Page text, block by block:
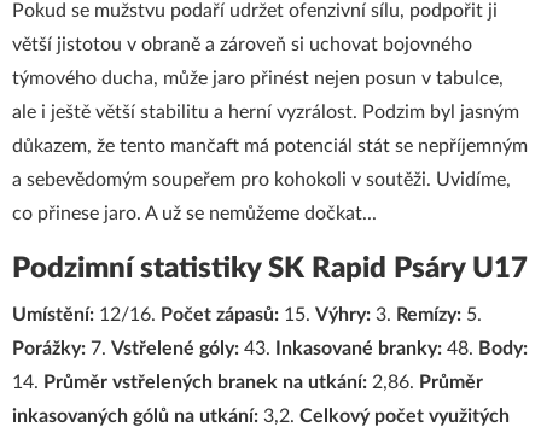
Pokud se mužstvu podaří udržet ofenzivní sílu, podpořit ji
větší jistotou v obraně a zároveň si uchovat bojovného
týmového ducha, může jaro přinést nejen posun v tabulce,
ale i ještě větší stabilitu a herní vyzrálost. Podzim byl jasným
důkazem, že tento mančaft má potenciál stát se nepříjemným
a sebevědomým soupeřem pro kohokoli v soutěži. Uvidíme,
co přinese jaro. A už se nemůžeme dočkat...
Podzimní statistiky SK Rapid Psáry U17
Umístění: 12/16. Počet zápasů: 15. Výhry: 3. Remízy: 5.
Porážky: 7. Vstřelené góly: 43. Inkasované branky: 48. Body:
14. Průměr vstřelených branek na utkání: 2,86. Průměr
inkasovaných gólů na utkání: 3,2. Celkový počet využitých